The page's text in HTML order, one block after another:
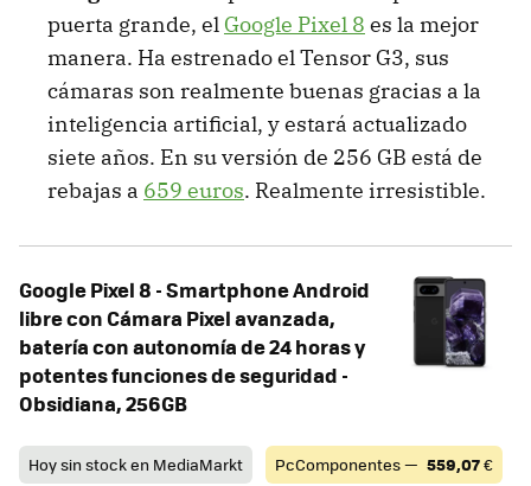
puerta grande, el Google Pixel 8 es la mejor
manera. Ha estrenado el Tensor G3, sus
cámaras son realmente buenas gracias a la
inteligencia artificial, y estará actualizado
siete años. En su versión de 256 GB está de
rebajas a 659 euros. Realmente irresistible.
Google Pixel 8 - Smartphone Android
libre con Cámara Pixel avanzada,
batería con autonomía de 24 horas y
potentes funciones de seguridad -
Obsidiana, 256GB
Hoy sin stock en MediaMarkt PcComponentes — 559,07€